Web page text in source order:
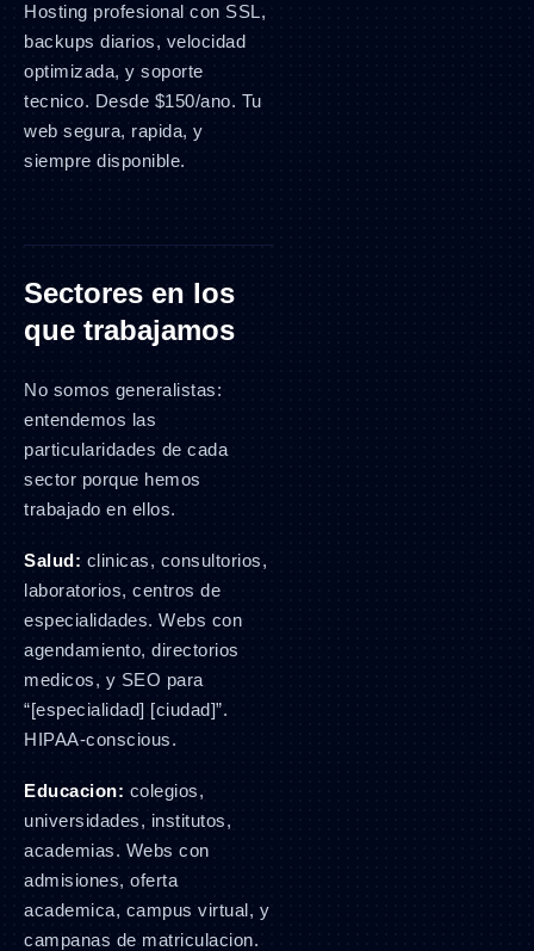
Hosting profesional con SSL,
backups diarios, velocidad
optimizada, y soporte
tecnico. Desde $150/ano. Tu
web segura, rapida, y
siempre disponible.
Sectores en los
que trabajamos
No somos generalistas:
entendemos las
particularidades de cada
sector porque hemos
trabajado en ellos.
Salud: clinicas, consultorios,
laboratorios, centros de
especialidades. Webs con
agendamiento, directorios
medicos, y SEO para
“[especialidad] [ciudad]”.
HIPAA-conscious.
Educacion: colegios,
universidades, institutos,
academias. Webs con
admisiones, oferta
academica, campus virtual, y
campanas de matriculacion.